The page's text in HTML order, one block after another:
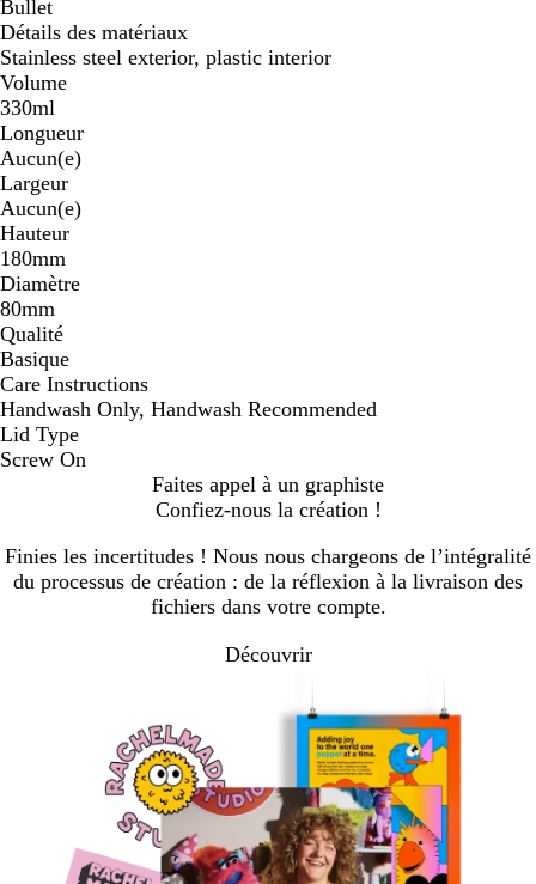
Bullet
Détails des matériaux
Stainless steel exterior, plastic interior
Volume
330ml
Longueur
Aucun(e)
Largeur
Aucun(e)
Hauteur
180mm
Diamètre
80mm
Qualité
Basique
Care Instructions
Handwash Only, Handwash Recommended
Lid Type
Screw On
Faites appel à un graphiste
Confiez-nous la création !
Finies les incertitudes ! Nous nous chargeons de l’intégralité
du processus de création : de la réflexion à la livraison des
fichiers dans votre compte.
Découvrir